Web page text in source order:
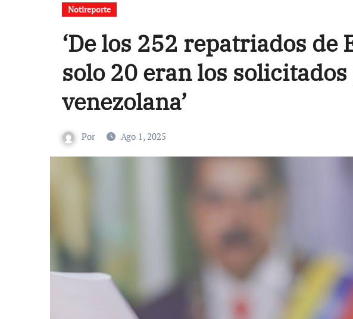
Notireporte
‘De los 252 repatriados de
solo 20 eran los
venezolana’
Por Ago 1, 2025